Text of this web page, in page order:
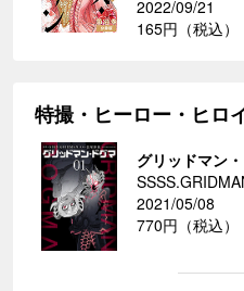
2022/09/21
165円（税込）
特撮・ヒーロー・ヒロ
グリッドマン
2021/05/08
770円（税込）